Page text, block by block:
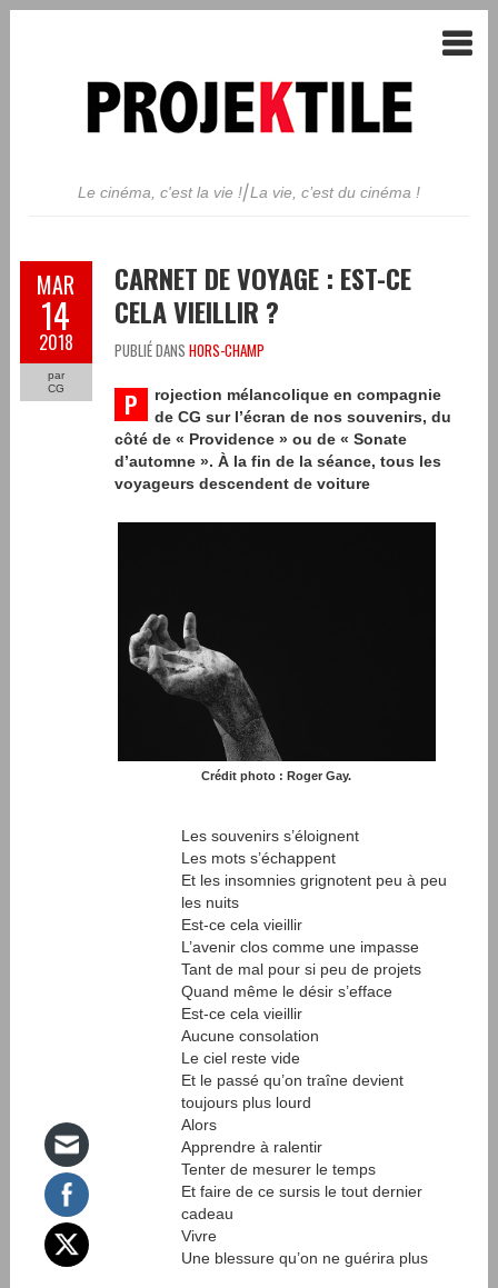
Le cinéma, c'est la vie !⎢La vie, c’est du cinéma !
MAR
14
2018
par
CG
CARNET DE VOYAGE : EST-CE
CELA VIEILLIR ?
PUBLIÉ DANS HORS-CHAMP
P
rojection mélancolique en compagnie
de CG sur l’écran de nos souvenirs, du
côté de « Providence » ou de « Sonate
d’automne ». À la fin de la séance, tous les
voyageurs descendent de voiture
Crédit photo : Roger Gay.
Les souvenirs s’éloignent
Les mots s’échappent
Et les insomnies grignotent peu à peu
les nuits
Est-ce cela vieillir
L’avenir clos comme une impasse
Tant de mal pour si peu de projets
Quand même le désir s’efface
Est-ce cela vieillir
Aucune consolation
Le ciel reste vide
Et le passé qu’on traîne devient
toujours plus lourd
Alors
Apprendre à ralentir
Tenter de mesurer le temps
Et faire de ce sursis le tout dernier
cadeau
Vivre
Une blessure qu’on ne guérira plus